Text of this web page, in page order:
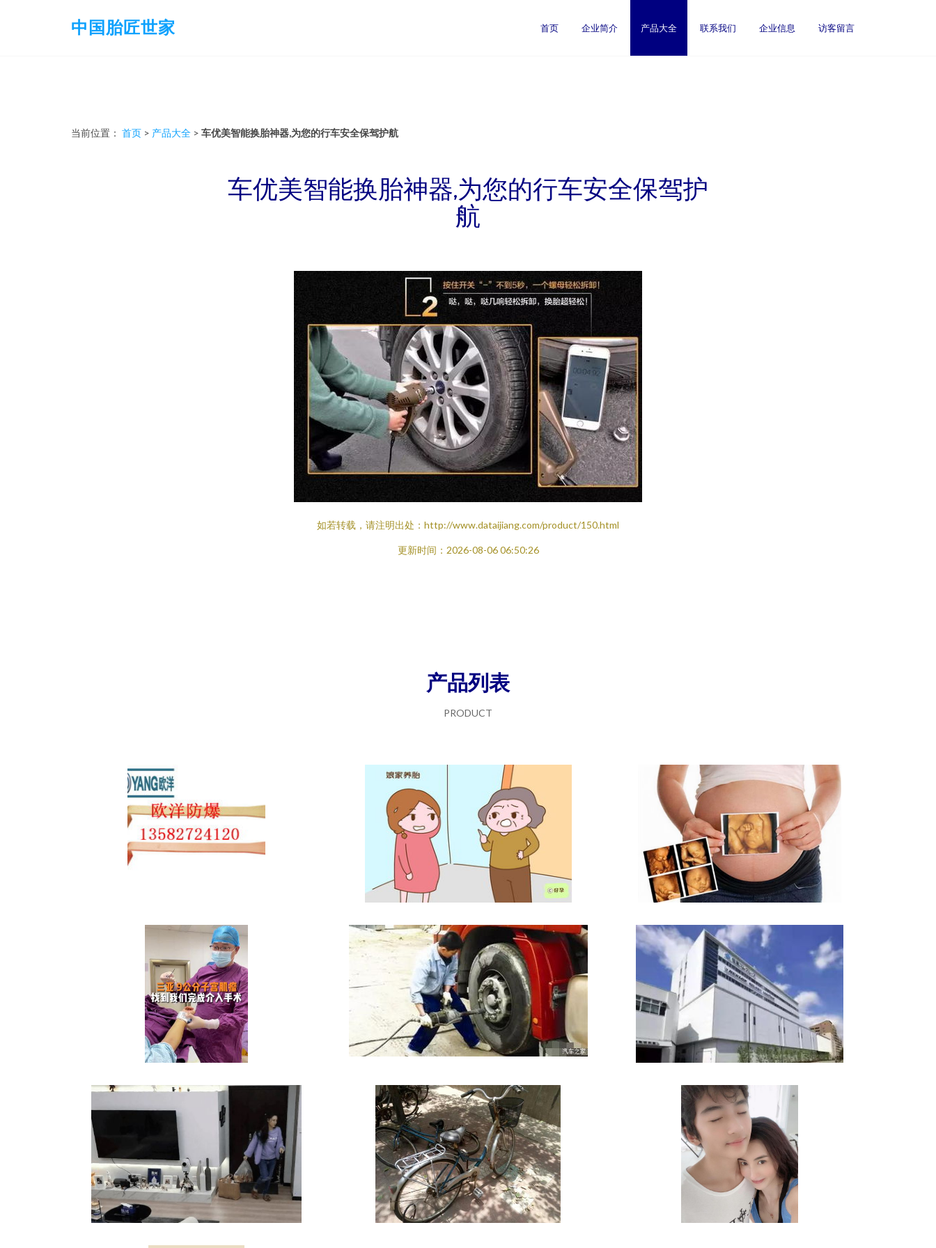
中国胎匠世家 首页 企业简介 产品大全 联系我们 企业信息 访客留言
当前位置： 首页 > 产品大全 > 车优美智能换胎神器,为您的行车安全保驾护航
车优美智能换胎神器,为您的行车安全保驾护
航
如若转载，请注明出处：http://www.dataijiang.com/product/150.html
更新时间：2026-08-06 06:50:26
产品列表
PRODUCT